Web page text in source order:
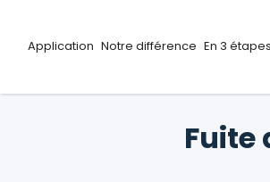
Application Notre différence En 3 étapes
Fuite